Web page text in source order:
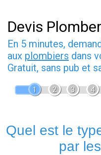
Devis
En 5 minutes,
aux plombiers dans
Gratuit, sans pub et
1 2 3 4
Quel est le
par